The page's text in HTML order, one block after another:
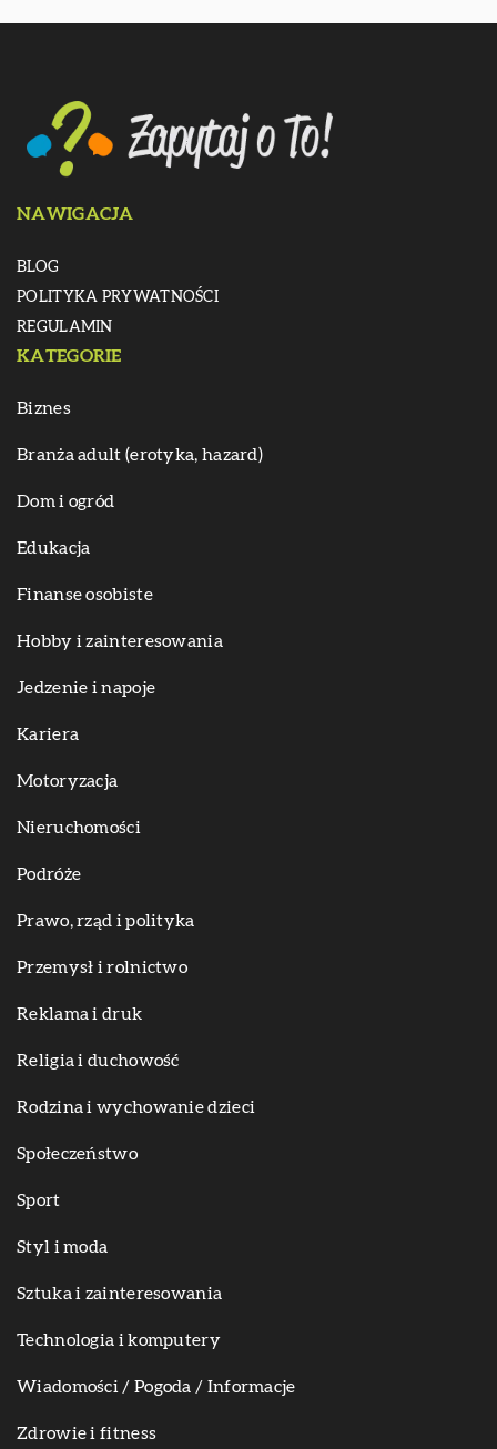
NAWIGACJA
BLOG
POLITYKA PRYWATNOŚCI
REGULAMIN
KATEGORIE
Biznes
Branża adult (erotyka, hazard)
Dom i ogród
Edukacja
Finanse osobiste
Hobby i zainteresowania
Jedzenie i napoje
Kariera
Motoryzacja
Nieruchomości
Podróże
Prawo, rząd i polityka
Przemysł i rolnictwo
Reklama i druk
Religia i duchowość
Rodzina i wychowanie dzieci
Społeczeństwo
Sport
Styl i moda
Sztuka i zainteresowania
Technologia i komputery
Wiadomości / Pogoda / Informacje
Zdrowie i fitness